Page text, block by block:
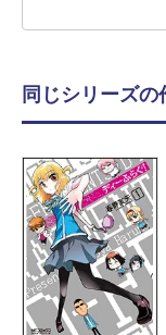
同じシリーズの